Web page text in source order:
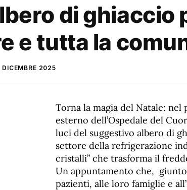
di ghiaccio
e tutta la
DICEMBRE 2025
Torna la magia del Natale:
esterno dell’Ospedale del
luci del suggestivo albero di
settore della refrigerazione
cristalli” che trasforma il
Un appuntamento che,
pazienti, alle loro famiglie e